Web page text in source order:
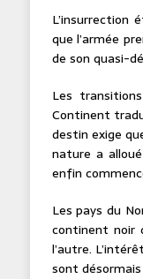
que l’armée
de son quasi-
Les
Continent
destin exige
nature a
enfin
Les pays du
continent noir
l’autre.
sont désormais